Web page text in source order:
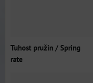
Tuhost pružin / Spring
rate